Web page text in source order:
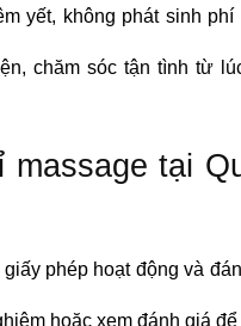
yết, không phát sinh phí
chăm sóc tận tình từ
tại
phép hoạt động và
hoặc xem đánh giá để